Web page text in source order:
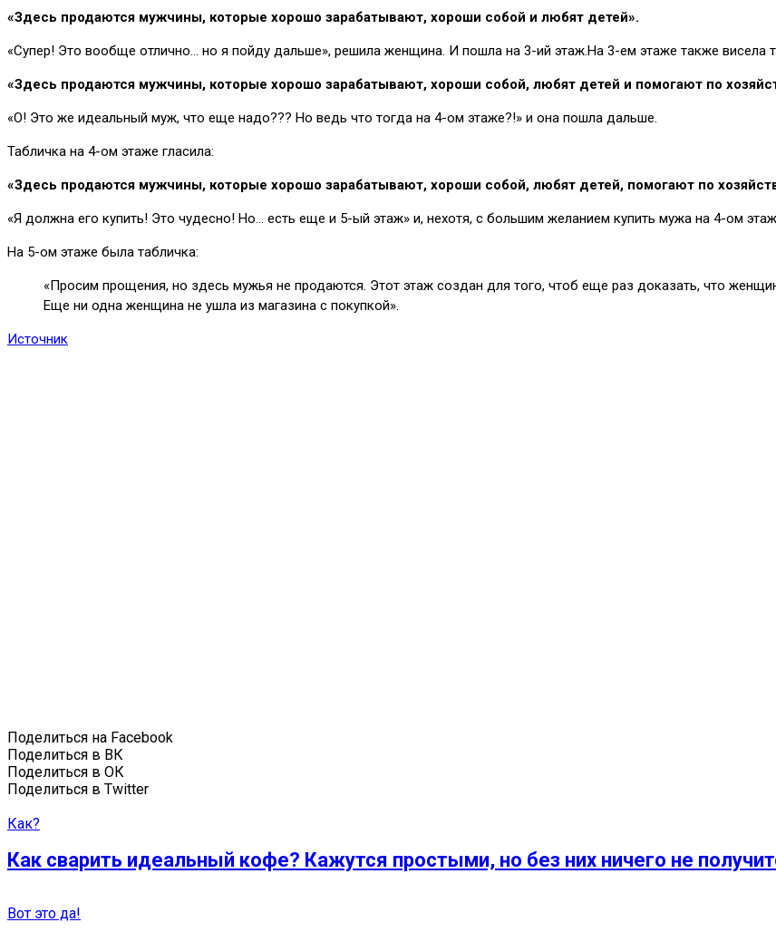
«Здесь продаются мужчины, которые хорошо зарабатывают, хороши собой и любят детей».
«Супер! Это вообще отлично… но я пойду дальше», решила женщина. И пошла на 3-ий этаж.На 3-ем этаже также висела
«Здесь продаются мужчины, которые хорошо зарабатывают, хороши собой, любят детей и помогают по
«О! Это же идеальный муж, что еще надо??? Но ведь что тогда на 4-ом этаже?!» и она пошла дальше.
Табличка на 4-ом этаже гласила:
«Здесь продаются мужчины, которые хорошо зарабатывают, хороши собой, любят детей, помогают по
«Я должна его купить! Это чудесно! Но… есть еще и 5-ый этаж» и, нехотя, с большим желанием купить мужа на 4-ом
На 5-ом этаже была табличка:
«Просим прощения, но здесь мужья не продаются. Этот этаж создан для того, чтоб еще раз доказать, что
Еще ни одна женщина не ушла из магазина с покупкой».
Источник
Поделиться на Facebook
Поделиться в ВК
Поделиться в ОК
Поделиться в Twitter
Как?
Как сварить идеальный кофе? Кажутся простыми, но без них ничего не
Вот это да!